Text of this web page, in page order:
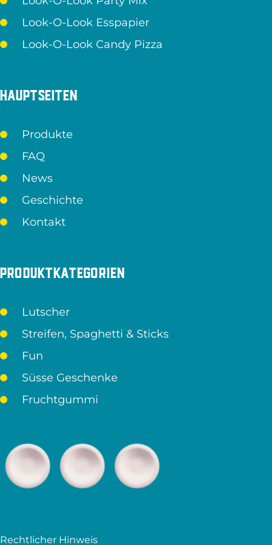
Look-O-Look Esspapier
Look-O-Look Candy Pizza
Hauptseiten
Produkte
FAQ
News
Geschichte
Kontakt
Produktkategorien
Lutscher
Streifen, Spaghetti & Sticks
Fun
Süsse Geschenke
Fruchtgummi
Rechtlicher Hinweis